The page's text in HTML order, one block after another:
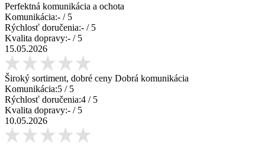
Perfektná komunikácia a ochota
Komunikácia:- / 5
Rýchlosť doručenia:- / 5
Kvalita dopravy:- / 5
15.05.2026
Široký sortiment, dobré ceny Dobrá komunikácia
Komunikácia:5 / 5
Rýchlosť doručenia:4 / 5
Kvalita dopravy:- / 5
10.05.2026